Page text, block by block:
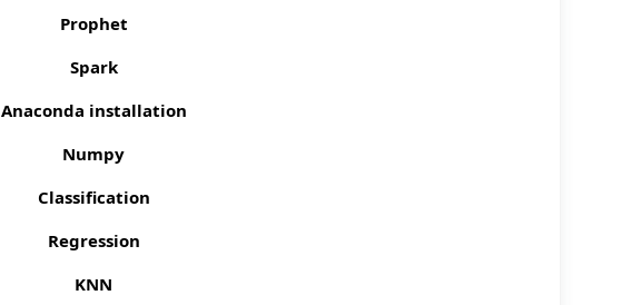
Prophet
Spark
Anaconda installation
Numpy
Classification
Regression
KNN